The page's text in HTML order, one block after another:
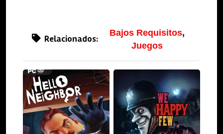
Relacionados:
Bajos Requisitos,
Juegos